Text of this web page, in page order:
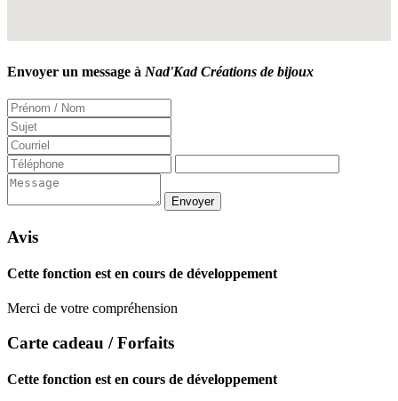
Envoyer un message à Nad'Kad Créations de bijoux
Avis
Cette fonction est en cours de développement
Merci de votre compréhension
Carte cadeau / Forfaits
Cette fonction est en cours de développement